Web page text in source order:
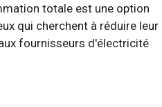
totale est une option
qui cherchent à réduire leur
fournisseurs d'électricité